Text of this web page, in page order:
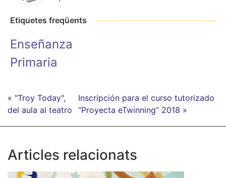
Etiquetes freqüents
Enseñanza
Primaria
« "Troy Today",
del aula al teatro
Inscripción para el curso tutorizado
“Proyecta eTwinning” 2018 »
Articles relacionats